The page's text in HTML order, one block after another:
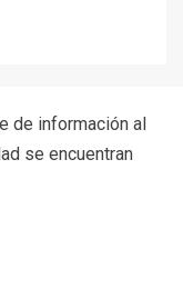
de información al
se encuentran